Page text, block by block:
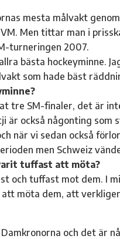
mesta målvakt
Men tittar man i
turneringen 2007.
bästa hockeyminne.
som hade bäst
tre SM-finaler, det är
är också någonting
när vi sedan också
men Schweiz
tuffast att möta?
och tuffast mot dem. I
möta dem, att
och det är